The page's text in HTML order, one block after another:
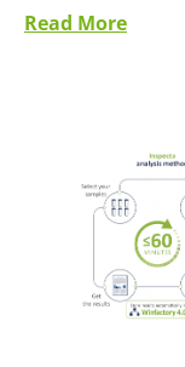
The increase of
пробы и ее
Можно
Inspecta в
возможностью
Read More